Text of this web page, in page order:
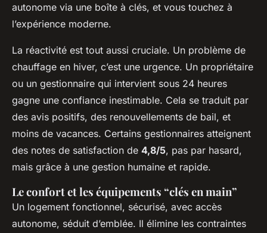
autonome via une boîte à clés, et vous touchez à
l’expérience moderne.
La réactivité est tout aussi cruciale. Un problème de
chauffage en hiver, c’est une urgence. Un propriétaire
ou un gestionnaire qui intervient sous 24 heures
gagne une confiance inestimable. Cela se traduit par
des avis positifs, des renouvellements de bail, et
moins de vacances. Certains gestionnaires atteignent
des notes de satisfaction de 4,8/5, pas par hasard,
mais grâce à une gestion humaine et rapide.
Le confort et les équipements “clés en main”
Un logement fonctionnel, sécurisé, avec accès
autonome, séduit d’emblée. Il élimine les contraintes